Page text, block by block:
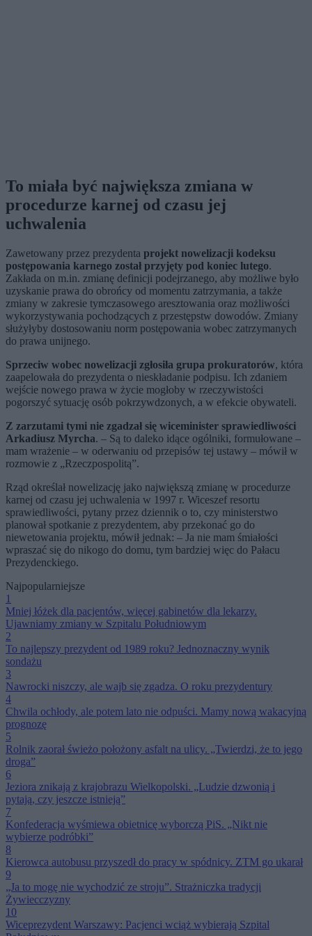
To miała być największa zmiana w
procedurze karnej od czasu jej
uchwalenia
Zawetowany przez prezydenta projekt nowelizacji kodeksu
postępowania karnego został przyjęty pod koniec lutego.
Zakłada on m.in. zmianę definicji podejrzanego, aby możliwe było
uzyskanie prawa do obrońcy od momentu zatrzymania, a także
zmiany w zakresie tymczasowego aresztowania oraz możliwości
wykorzystywania pochodzących z przestępstw dowodów. Zmiany
służyłyby dostosowaniu norm postępowania wobec zatrzymanych
do prawa unijnego.
Sprzeciw wobec nowelizacji zgłosiła grupa prokuratorów, która
zaapelowała do prezydenta o nieskładanie podpisu. Ich zdaniem
wejście nowego prawa w życie mogłoby w rzeczywistości
pogorszyć sytuację osób pokrzywdzonych, a w efekcie obywateli.
Z zarzutami tymi nie zgadzał się wiceminister sprawiedliwości
Arkadiusz Myrcha. – Są to daleko idące ogólniki, formułowane –
mam wrażenie – w oderwaniu od przepisów tej ustawy – mówił w
rozmowie z „Rzeczpospolitą”.
Rząd określał nowelizację jako największą zmianę w procedurze
karnej od czasu jej uchwalenia w 1997 r. Wiceszef resortu
sprawiedliwości, pytany przez dziennik o to, czy ministerstwo
planował spotkanie z prezydentem, aby przekonać go do
niewetowania projektu, mówił jednak: – Ja nie mam śmiałości
wpraszać się do nikogo do domu, tym bardziej więc do Pałacu
Prezydenckiego.
Najpopularniejsze
1
Mniej łóżek dla pacjentów, więcej gabinetów dla lekarzy.
Ujawniamy zmiany w Szpitalu Południowym
2
To najlepszy prezydent od 1989 roku? Jednoznaczny wynik
sondażu
3
Nawrocki niszczy, ale wajb się zgadza. O roku prezydentury
4
Chwila ochłody, ale potem lato nie odpuści. Mamy nową wakacyjną
prognozę
5
Rolnik zaorał świeżo położony asfalt na ulicy. „Twierdzi, że to jego
droga”
6
Jeziora znikają z krajobrazu Wielkopolski. „Ludzie dzwonią i
pytają, czy jeszcze istnieją”
7
Konfederacja wyśmiewa obietnicę wyborczą PiS. „Nikt nie
wybierze podróbki”
8
Kierowca autobusu przyszedł do pracy w spódnicy. ZTM go ukarał
9
„Ja to mogę nie wychodzić ze stroju”. Strażniczka tradycji
Żywiecczyzny
10
Wiceprezydent Warszawy: Pacjenci wciąż wybierają Szpital